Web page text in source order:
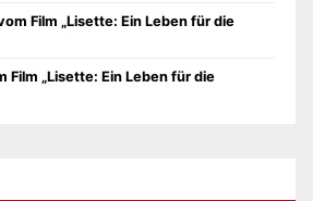
Film „Lisette: Ein Leben für die
Film „Lisette: Ein Leben für die